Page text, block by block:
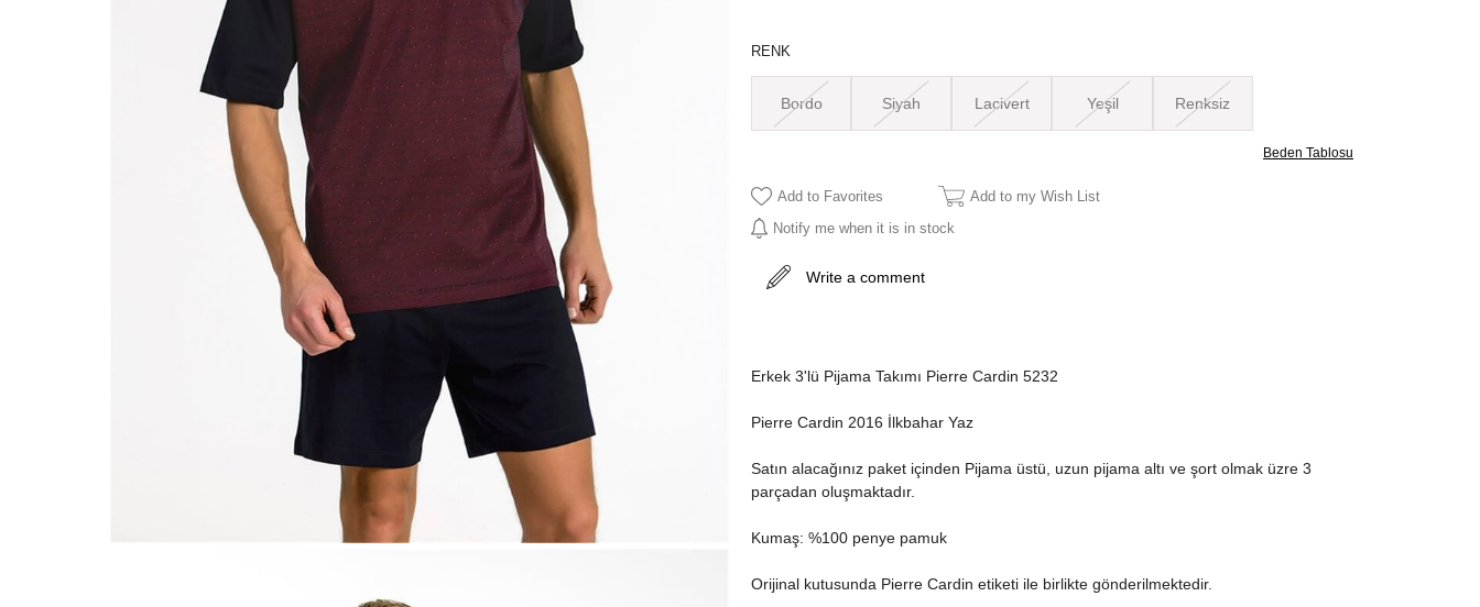
RENK
Bordo Siyah Lacivert Yeşil Renksiz
Beden Tablosu
Add to Favorites
Add to my Wish List
Notify me when it is in stock
Write a comment
Erkek 3'lü Pijama Takımı Pierre Cardin 5232
Pierre Cardin 2016 İlkbahar Yaz
Satın alacağınız paket içinden Pijama üstü, uzun pijama altı ve şort olmak üzre 3
parçadan oluşmaktadır.
Kumaş: %100 penye pamuk
Orijinal kutusunda Pierre Cardin etiketi ile birlikte gönderilmektedir.